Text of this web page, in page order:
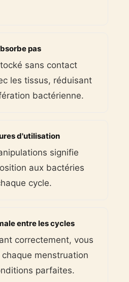
pas
sans contact
les tissus, réduisant
bactérienne.
d'utilisation
signifie
aux bactéries
cycle.
entre les cycles
correctement, vous
menstruation
parfaites.